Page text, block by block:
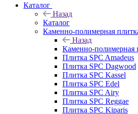
Каталог
Назад
Каталог
Каменно-полимерная
Назад
Каменно-полимерная
Плитка SPC Amadeus
Плитка SPC Dagwood
Плитка SPC Kassel
Плитка SPC Edel
Плитка SPC Airy
Плитка SPC Reggae
Плитка SPC Kiparis